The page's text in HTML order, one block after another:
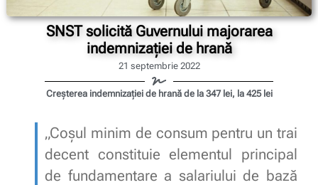
SNST solicită Guvernului majorarea
indemnizației de hrană
21 septembrie 2022
Creșterea indemnizației de hrană de la 347 lei, la 425 lei
„Coșul minim de consum pentru un trai
decent constituie elementul principal
de fundamentare a salariului de bază